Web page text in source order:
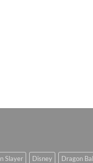
Slayer Disney Dragon